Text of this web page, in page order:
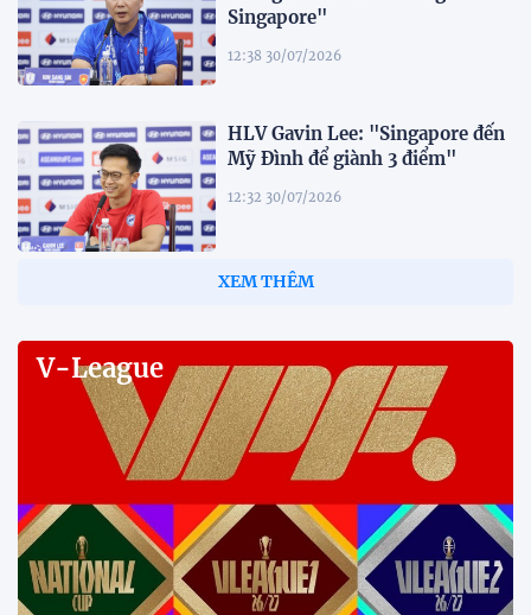
Singapore"
12:38 30/07/2026
HLV Gavin Lee: "Singapore đến
Mỹ Đình để giành 3 điểm"
12:32 30/07/2026
12:20 30/07/2026
Phóng viên Singapore bất ngờ
sao nhập tịch tuyển Việt Nam
20:19 29/07/2026